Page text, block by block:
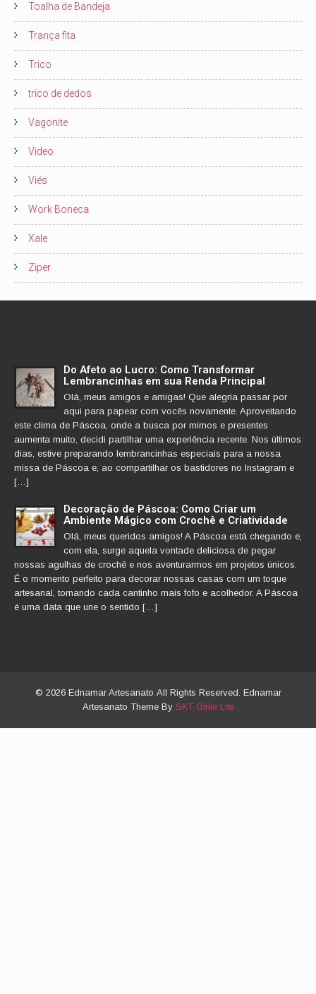
Toalha de Bandeja
Trança fita
Trico
trico de dedos
Vagonite
Video
Viés
Work Boneca
Xale
Ziper
Do Afeto ao Lucro: Como Transformar
Lembrancinhas em sua Renda Principal
Olá, meus amigos e amigas! Que alegria passar por
aqui para papear com vocês novamente. Aproveitando
este clima de Páscoa, onde a busca por mimos e presentes
aumenta muito, decidi partilhar uma experiência recente. Nos últimos
dias, estive preparando lembrancinhas especiais para a nossa
missa de Páscoa e, ao compartilhar os bastidores no Instagram e
[…]
Decoração de Páscoa: Como Criar um
Ambiente Mágico com Crochê e Criatividade
Olá, meus queridos amigos! A Páscoa está chegando e,
com ela, surge aquela vontade deliciosa de pegar
nossas agulhas de crochê e nos aventurarmos em projetos únicos.
É o momento perfeito para decorar nossas casas com um toque
artesanal, tornando cada cantinho mais fofo e acolhedor. A Páscoa
é uma data que une o sentido […]
© 2026 Ednamar Artesanato All Rights Reserved. Ednamar
Artesanato Theme By SKT Girlie Lite